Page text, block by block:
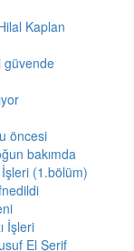
Kaplan
güvende
öncesi
bakımda
(1.bölüm)
İşleri
El Şerif